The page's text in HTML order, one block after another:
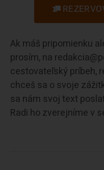
Ak máš pripomienku
prosím, na
cestovateľský príbeh,
chceš sa o svoje
sa nám svoj text
Radi ho zverejníme v